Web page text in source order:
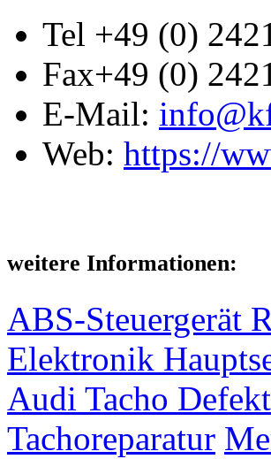
Tel +49 (0)
Fax+49 (0)
E-Mail:
Web: https://
weitere Informationen:
ABS-Steuergerät
Elektronik
Audi Tacho Defekt
Tachoreparatur